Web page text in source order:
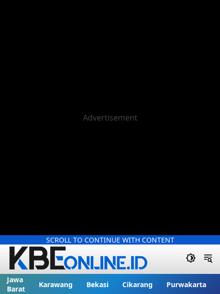
SCROLL TO CONTINUE WITH CONTENT
Jawa
Barat
Karawang Bekasi Cikarang Purwakarta